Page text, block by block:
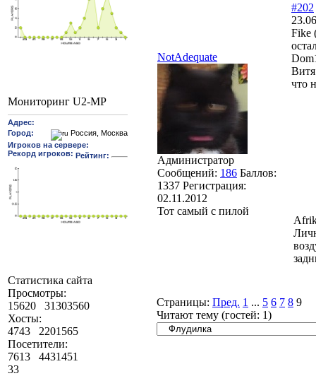
Мониторинг U2-MP
Статистика сайта
Просмотры:
15620
31303560
Хосты:
4743
2201565
Посетители:
7613
4431451
33
NotAdequate
Администратор
Сообщений: 186 Баллов:
1337 Регистрация:
02.11.2012
Тот самый с пилой
#202
Fike
что
Страницы: Пред. 1 ... 5 6 7 8 9
Читают тему (гостей: 1)